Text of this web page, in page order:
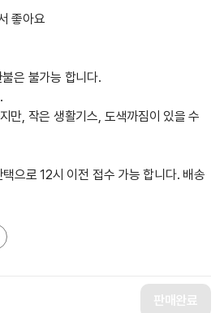
좋아요
은 불가능 합니다.
만, 작은 생활기스, 도색까짐이 있을 수
으로 12시 이전 접수 가능 합니다. 배송
판매완료